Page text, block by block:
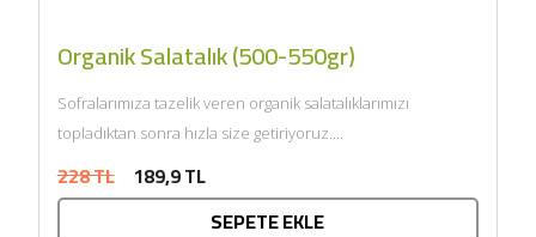
Organik Salatalık (500-550gr)
Sofralarımıza tazelik veren organik salatalıklarımızı
topladıktan sonra hızla size getiriyoruz....
228 TL 189,9 TL
SEPETE EKLE